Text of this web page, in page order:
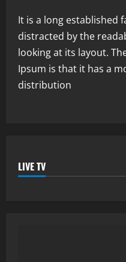
It is a long established
distracted by the
looking at its layout.
Ipsum is that it has a
distribution
LIVE TV